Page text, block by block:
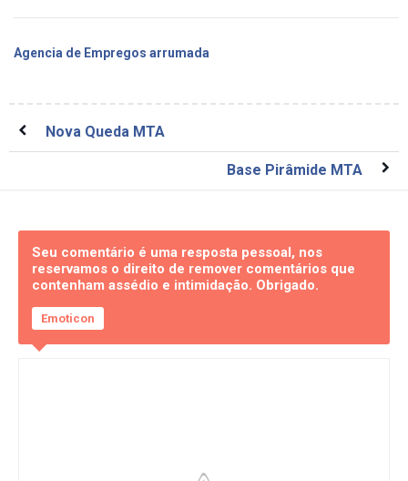
Agencia de Empregos arrumada
Nova Queda MTA
Base Pirâmide MTA
Seu comentário é uma resposta pessoal, nos
reservamos o direito de remover comentários que
contenham assédio e intimidação. Obrigado.
Emoticon